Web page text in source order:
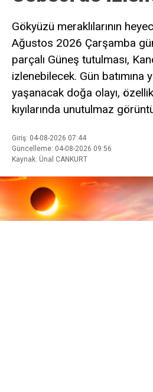
Gökyüzü meraklılarının
Ağustos 2026 Çarşamba
parçalı Güneş tutulması,
izlenebilecek. Gün batımına
yaşanacak doğa olayı,
kıyılarında unutulmaz
Giriş: 04-08-2026 07:44
Güncelleme: 04-08-2026 09:56
Kaynak: Ünal CANKURT